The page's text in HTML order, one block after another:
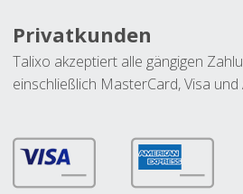
Privatkunden
Talixo akzeptiert alle gängigen
einschließlich MasterCard, Visa